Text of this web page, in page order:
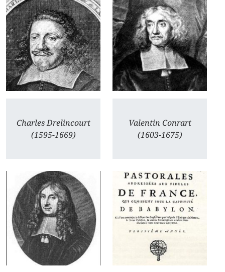
Charles Drelincourt
(1595-1669)
Valentin Conrart
(1603-1675)